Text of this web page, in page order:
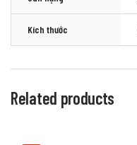
Kích thước
Related products